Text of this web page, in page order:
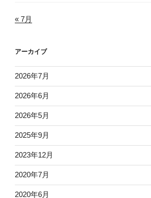
« 7月
アーカイブ
2026年7月
2026年6月
2026年5月
2025年9月
2023年12月
2020年7月
2020年6月